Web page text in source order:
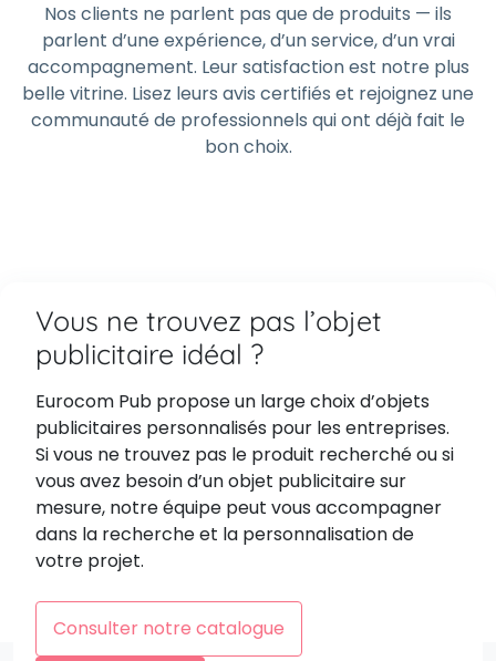
Nos clients ne parlent pas que de produits — ils
parlent d’une expérience, d’un service, d’un vrai
accompagnement. Leur satisfaction est notre plus
belle vitrine. Lisez leurs avis certifiés et rejoignez une
communauté de professionnels qui ont déjà fait le
bon choix.
Vous ne trouvez pas l’objet
publicitaire idéal ?
Eurocom Pub propose un large choix d’objets
publicitaires personnalisés pour les entreprises.
Si vous ne trouvez pas le produit recherché ou si
vous avez besoin d’un objet publicitaire sur
mesure, notre équipe peut vous accompagner
dans la recherche et la personnalisation de
votre projet.
Consulter notre catalogue